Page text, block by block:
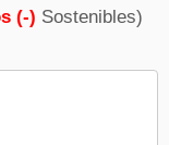
(-) Sostenibles)